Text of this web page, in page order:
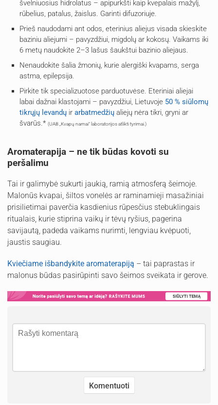
švelniuosius hidrolatus – apipurkšti kaip kvepalais mažylį,
rūbelius, patalus, žaislus. Garinti difuzoriuje.
Prieš naudodami ant odos, eterinius aliejus visada skieskite
baziniu aliejumi – pavyzdžiui, migdolų ar kokosų. Vaikams iki
6 metų naudokite 2–3 lašus šaukštui bazinio aliejaus.
Nenaudokite šalia žmonių, kurie alergiški kvapams, serga
astma, epilepsija.
Pirkite tik specializuotose parduotuvėse. Eteriniai aliejai
labai dažnai klastojami – pavyzdžiui, Lietuvoje 50 % siūlomų
tikrųjų levandų ir arbatmedžių aliejų nėra tikri, gryni ar
švarūs.* (UAB „Kvapų namai“ laboratorijos atlikti tyrimai.)
Aromaterapija – ne tik būdas kovoti su
peršalimu
Tai ir galimybė sukurti jaukią, ramią atmosferą šeimoje.
Malonūs kvapai, šiltos vonelės ar raminamieji masažiniai
prisilietimai paverčia kasdienius rūpesčius stebuklingais
ritualais, kurie stiprina vaikų ir tėvų ryšius, pagerina
savijautą, padeda vaikams nurimti, lengviau kvėpuoti,
jaustis saugiau.
Kviečiame išbandykite aromaterapiją – tai paprastas ir
malonus būdas pasirūpinti savo šeimos sveikata ir gerove.